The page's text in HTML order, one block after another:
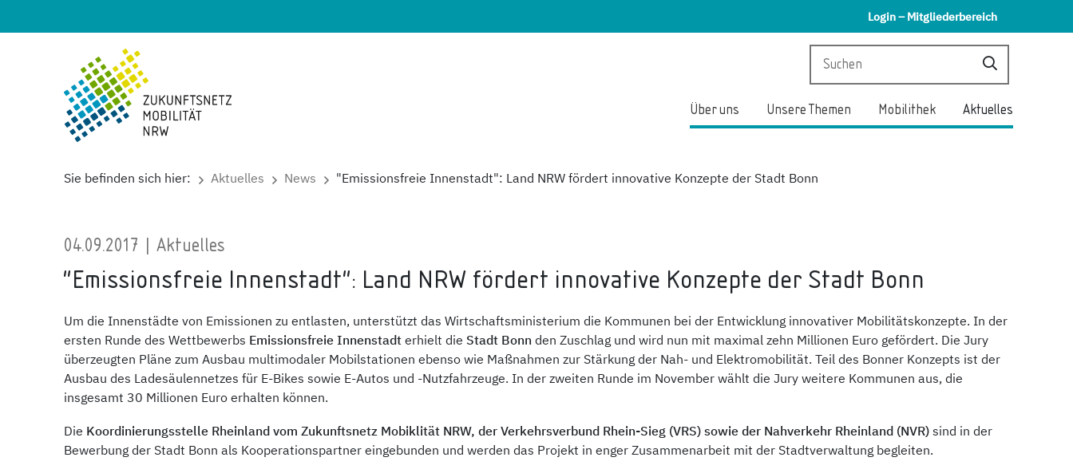
Login – Mitgliederbereich
Über uns Unsere Themen Mobilithek Aktuelles
Sie befinden sich hier: Aktuelles News "Emissionsfreie Innenstadt": Land NRW fördert innovative Konzepte der Stadt Bonn
04.09.2017 | Aktuelles
"Emissionsfreie Innenstadt": Land NRW fördert innovative Konzepte der Stadt Bonn
Um die Innenstädte von Emissionen zu entlasten, unterstützt das Wirtschaftsministerium die Kommunen bei der Entwicklung innovativer Mobilitätskonzepte. In der
ersten Runde des Wettbewerbs Emissionsfreie Innenstadterhielt dieStadt Bonnden Zuschlag und wird nun mit maximal zehn Millionen Euro gefördert. Die Jury
überzeugten Pläne zum Ausbau multimodaler Mobilstationen ebenso wie Maßnahmen zur Stärkung der Nah- und Elektromobilität. Teil des Bonner Konzepts ist der
Ausbau des Ladesäulennetzes für E-Bikes sowie E-Autos und -Nutzfahrzeuge. In der zweiten Runde im November wählt die Jury weitere Kommunen aus, die
insgesamt 30 Millionen Euro erhalten können.
Die Koordinierungsstelle Rheinland vom Zukunftsnetz Mobiklität NRW, der Verkehrsverbund Rhein-Sieg (VRS) sowie der Nahverkehr Rheinland (NVR)sind in der
Bewerbung der Stadt Bonn als Kooperationspartner eingebunden und werden das Projekt in enger Zusammenarbeit mit der Stadtverwaltung begleiten.